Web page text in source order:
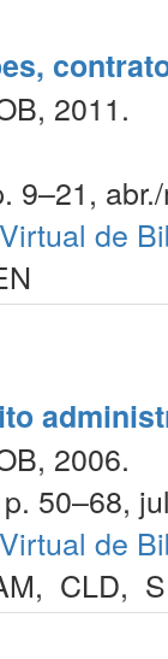
2011.
9–21,
de
2006.
50–68,
de
, CLD,